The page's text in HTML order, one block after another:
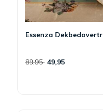
Essenza
89,95 49,95